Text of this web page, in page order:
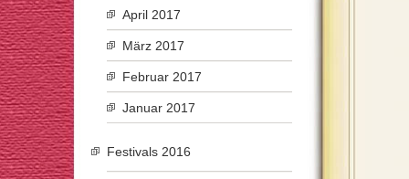
April 2017
März 2017
Februar 2017
Januar 2017
Festivals 2016